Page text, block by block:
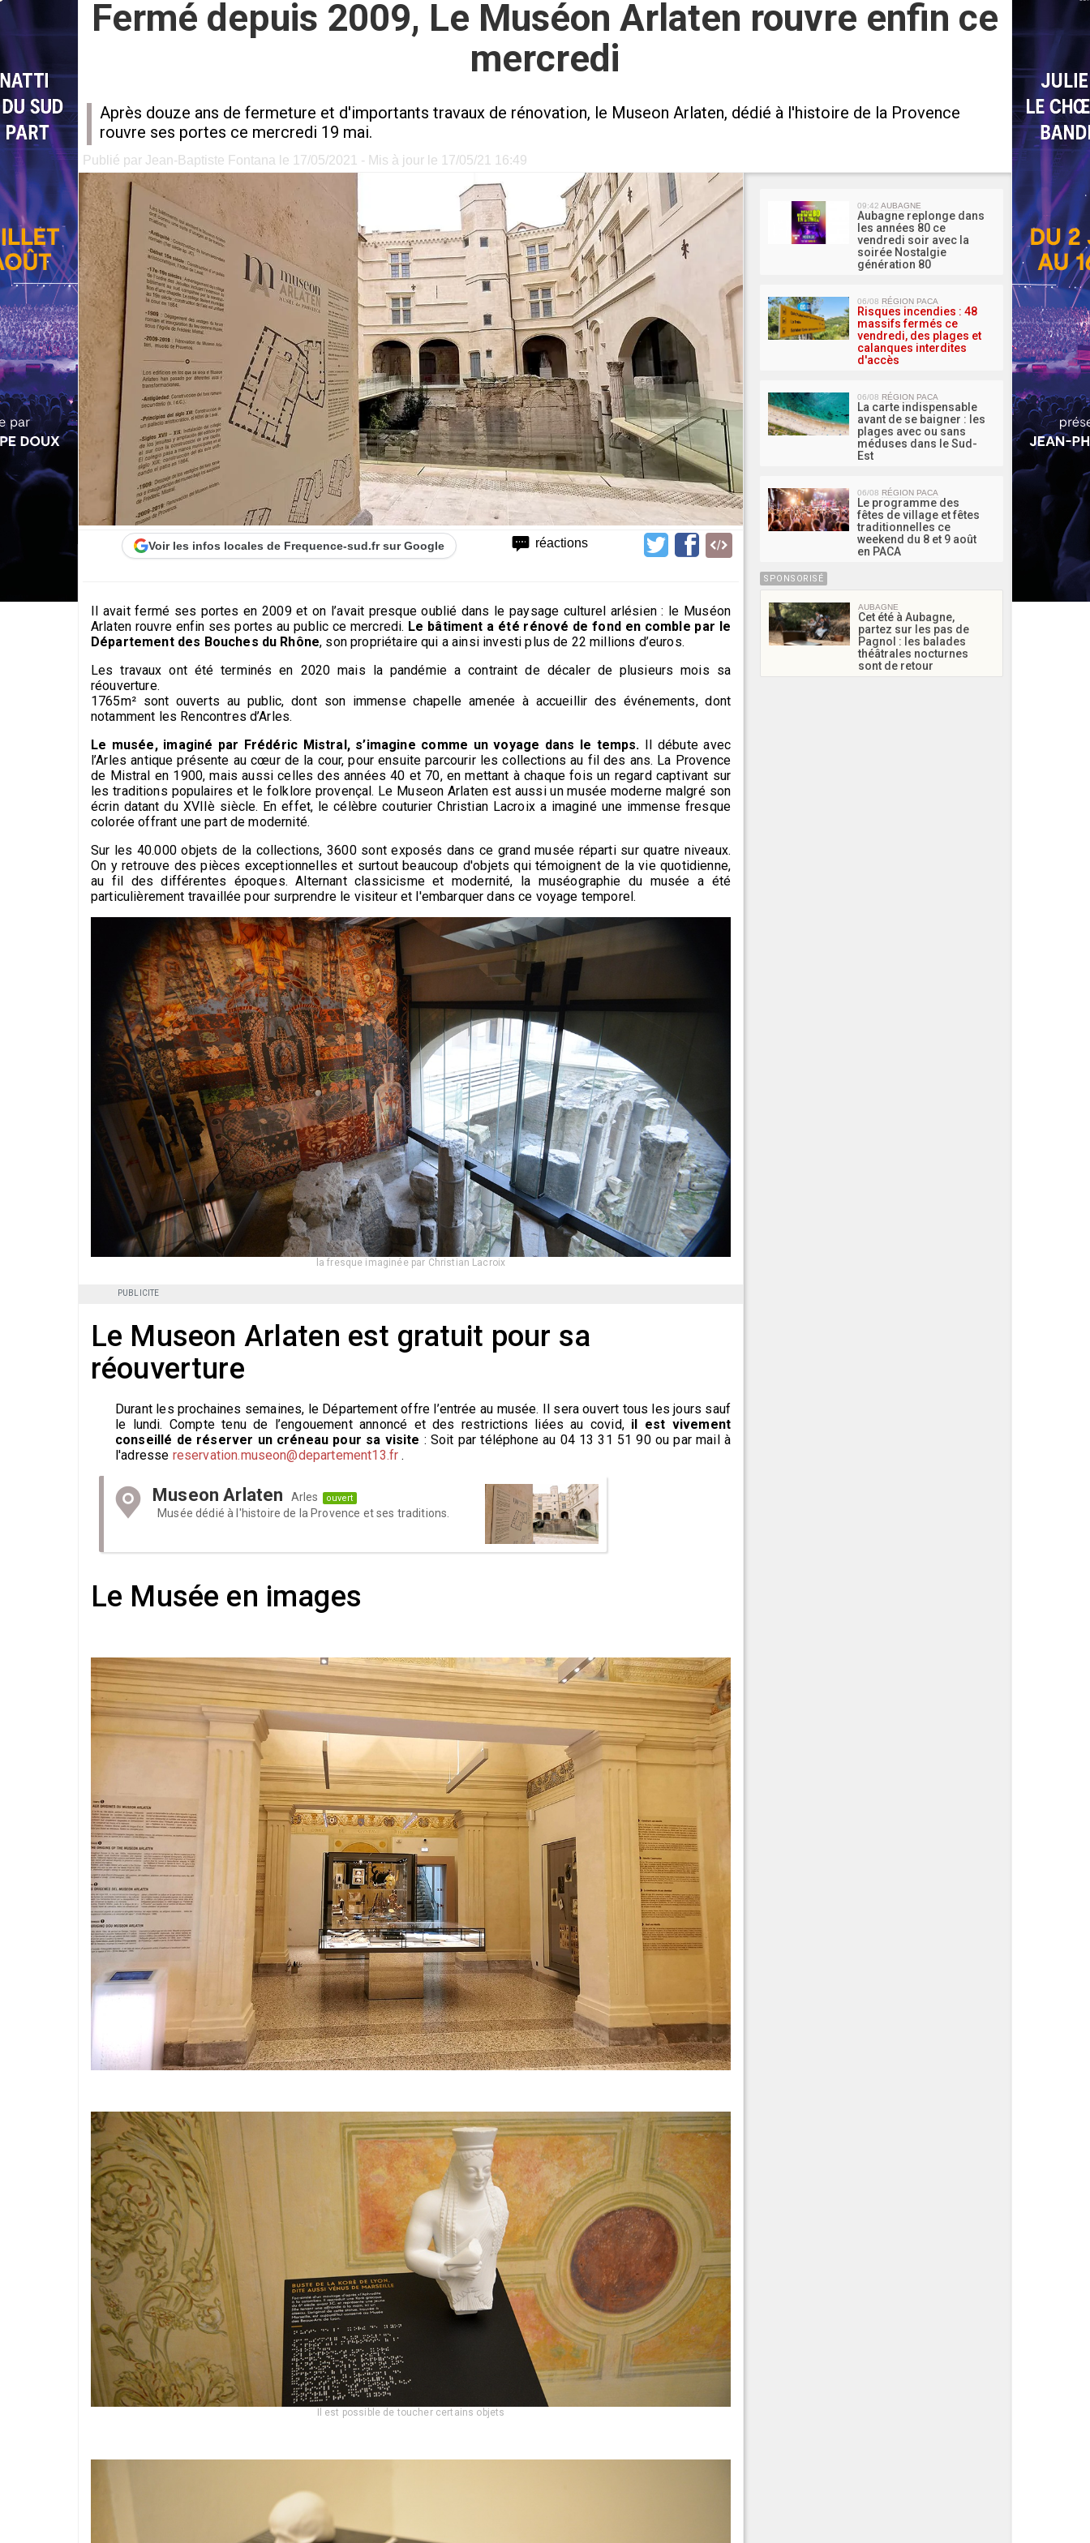
Fermé depuis 2009, Le Muséon Arlaten rouvre enfin ce
mercredi
Après douze ans de fermeture et d'importants travaux de rénovation, le Museon Arlaten, dédié à l'histoire de la Provence
rouvre ses portes ce mercredi 19 mai.
Publié par Jean-Baptiste Fontana le 17/05/2021 - Mis à jour le 17/05/21 16:49
réactions
Voir les infos locales de Frequence-sud.fr sur Google
Il avait fermé ses portes en 2009 et on l’avait presque oublié dans le paysage culturel arlésien : le Muséon
Arlaten rouvre enfin ses portes au public ce mercredi. Le bâtiment a été rénové de fond en comble par le
Département des Bouches du Rhône, son propriétaire qui a ainsi investi plus de 22 millions d’euros.
Les travaux ont été terminés en 2020 mais la pandémie a contraint de décaler de plusieurs mois sa
réouverture.
1765m² sont ouverts au public, dont son immense chapelle amenée à accueillir des événements, dont
notamment les Rencontres d’Arles.
Le musée, imaginé par Frédéric Mistral, s’imagine comme un voyage dans le temps. Il débute avec
l’Arles antique présente au cœur de la cour, pour ensuite parcourir les collections au fil des ans. La Provence
de Mistral en 1900, mais aussi celles des années 40 et 70, en mettant à chaque fois un regard captivant sur
les traditions populaires et le folklore provençal. Le Museon Arlaten est aussi un musée moderne malgré son
écrin datant du XVIIè siècle. En effet, le célèbre couturier Christian Lacroix a imaginé une immense fresque
colorée offrant une part de modernité.
Sur les 40.000 objets de la collections, 3600 sont exposés dans ce grand musée réparti sur quatre niveaux.
On y retrouve des pièces exceptionnelles et surtout beaucoup d'objets qui témoignent de la vie quotidienne,
au fil des différentes époques. Alternant classicisme et modernité, la muséographie du musée a été
particulièrement travaillée pour surprendre le visiteur et l'embarquer dans ce voyage temporel.
la fresque imaginée par Christian Lacroix
PUBLICITE
Le Museon Arlaten est gratuit pour sa
réouverture
Durant les prochaines semaines, le Département offre l’entrée au musée. Il sera ouvert tous les jours sauf
le lundi. Compte tenu de l’engouement annoncé et des restrictions liées au covid,il est vivement
conseillé de réserver un créneau pour sa visite : Soit par téléphone au 04 13 31 51 90 ou par mail à
l'adresse reservation.museon@departement13.fr .
Museon Arlaten Arles ouvert
Musée dédié à l'histoire de la Provence et ses traditions.
Le Musée en images
Il est possible de toucher certains objets
MA
09:42 AUBAGNE
Aubagne replonge dans
les années 80 ce
vendredi soir avec la
soirée Nostalgie
génération 80
06/08 RÉGION PACA
Risques incendies : 48
massifs fermés ce
vendredi, des plages et
calanques interdites
d'accès
06/08 RÉGION PACA
La carte indispensable
avant de se baigner : les
plages avec ou sans
méduses dans le Sud-
Est
06/08 RÉGION PACA
Le programme des
fêtes de village et fêtes
traditionnelles ce
weekend du 8 et 9 août
en PACA
SPONSORISÉ
AUBAGNE
Cet été à Aubagne,
partez sur les pas de
Pagnol : les balades
théâtrales nocturnes
sont de retour